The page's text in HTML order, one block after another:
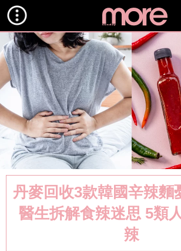
丹麥回收3款韓國辛辣麵
醫生拆解食辣迷思 5類
辣